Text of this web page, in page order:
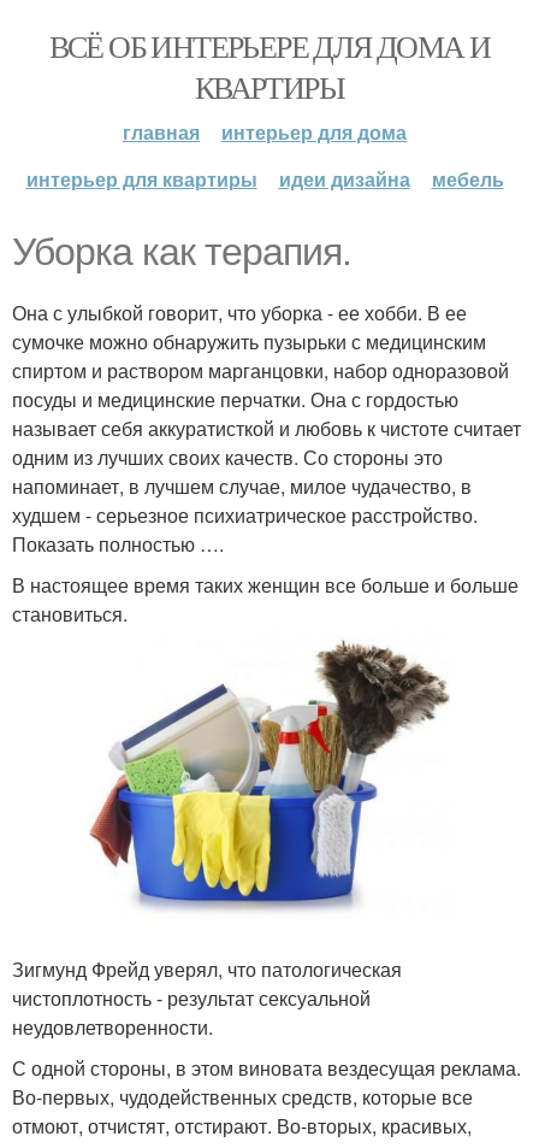
ВСЁ ОБ ИНТЕРЬЕРЕ ДЛЯ ДОМА И
КВАРТИРЫ
главная
интерьер для дома
интерьер для квартиры
идеи дизайна мебель
Уборка как терапия.
Она с улыбкой говорит, что уборка - ее хобби. В ее
сумочке можно обнаружить пузырьки с медицинским
спиртом и раствором марганцовки, набор одноразовой
посуды и медицинские перчатки. Она с гордостью
называет себя аккуратисткой и любовь к чистоте считает
одним из лучших своих качеств. Со стороны это
напоминает, в лучшем случае, милое чудачество, в
худшем - серьезное психиатрическое расстройство.
Показать полностью ….
В настоящее время таких женщин все больше и больше
становиться.
Зигмунд Фрейд уверял, что патологическая
чистоплотность - результат сексуальной
неудовлетворенности.
С одной стороны, в этом виновата вездесущая реклама.
Во-первых, чудодейственных средств, которые все
отмоют, отчистят, отстирают. Во-вторых, красивых,